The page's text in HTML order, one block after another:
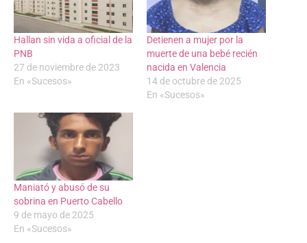
Hallan sin vida a oficial de la
PNB
27 de noviembre de 2023
En «Sucesos»
Detienen a mujer por la
muerte de una bebé recién
nacida en Valencia
14 de octubre de 2025
En «Sucesos»
Maniató y abusó de su
sobrina en Puerto Cabello
9 de mayo de 2025
En «Sucesos»